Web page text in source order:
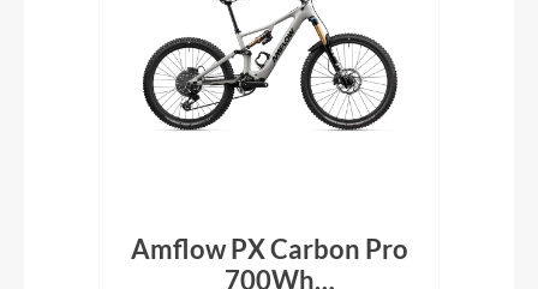
Amflow PX Carbon Pro
700Wh